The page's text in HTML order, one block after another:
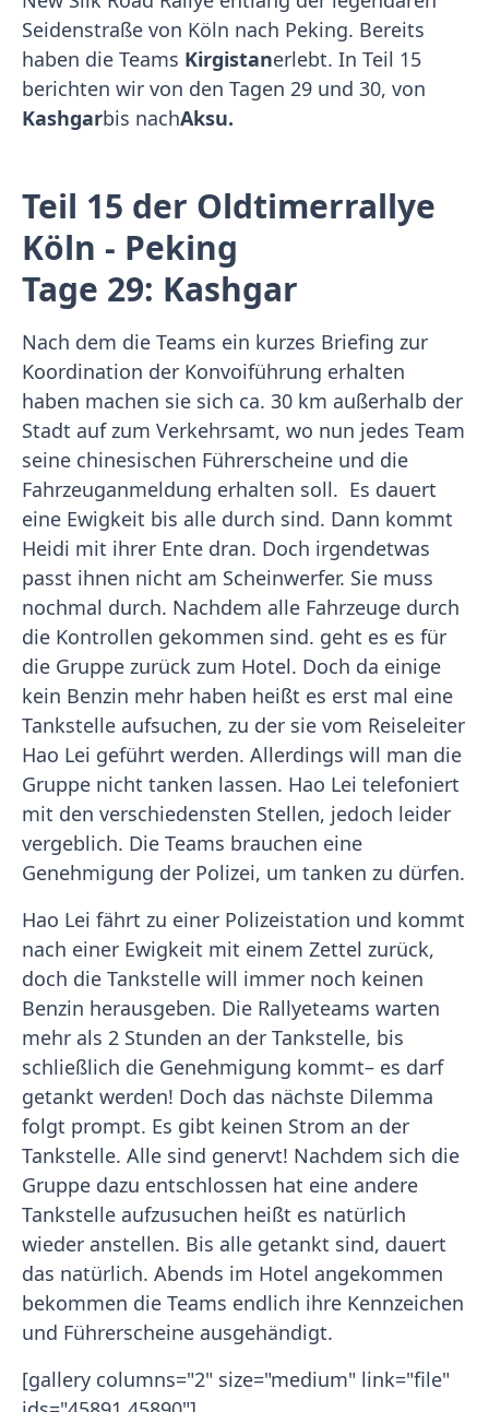
Seidenstraße von Köln nach Peking. Bereits
haben die Teams Kirgistanerlebt. In Teil 15
berichten wir von den Tagen 29 und 30, von
Kashgarbis nachAksu.
Teil 15 der Oldtimerrallye
Köln - Peking
Tage 29: Kashgar
Nach dem die Teams ein kurzes Briefing zur
Koordination der Konvoiführung erhalten
haben machen sie sich ca. 30 km außerhalb der
Stadt auf zum Verkehrsamt, wo nun jedes Team
seine chinesischen Führerscheine und die
Fahrzeuganmeldung erhalten soll. Es dauert
eine Ewigkeit bis alle durch sind. Dann kommt
Heidi mit ihrer Ente dran. Doch irgendetwas
passt ihnen nicht am Scheinwerfer. Sie muss
nochmal durch. Nachdem alle Fahrzeuge durch
die Kontrollen gekommen sind. geht es es für
die Gruppe zurück zum Hotel. Doch da einige
kein Benzin mehr haben heißt es erst mal eine
Tankstelle aufsuchen, zu der sie vom Reiseleiter
Hao Lei geführt werden. Allerdings will man die
Gruppe nicht tanken lassen. Hao Lei telefoniert
mit den verschiedensten Stellen, jedoch leider
vergeblich. Die Teams brauchen eine
Genehmigung der Polizei, um tanken zu dürfen.
Hao Lei fährt zu einer Polizeistation und kommt
nach einer Ewigkeit mit einem Zettel zurück,
doch die Tankstelle will immer noch keinen
Benzin herausgeben. Die Rallyeteams warten
mehr als 2 Stunden an der Tankstelle, bis
schließlich die Genehmigung kommt– es darf
getankt werden! Doch das nächste Dilemma
folgt prompt. Es gibt keinen Strom an der
Tankstelle. Alle sind genervt! Nachdem sich die
Gruppe dazu entschlossen hat eine andere
Tankstelle aufzusuchen heißt es natürlich
wieder anstellen. Bis alle getankt sind, dauert
das natürlich. Abends im Hotel angekommen
bekommen die Teams endlich ihre Kennzeichen
und Führerscheine ausgehändigt.
[gallery columns="2" size="medium" link="file"